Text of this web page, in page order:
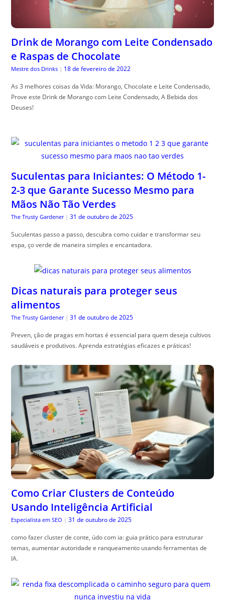
Drink de Morango com Leite Condensado
e Raspas de Chocolate
Mestre dos Drinks | 18 de fevereiro de 2022
As 3 melhores coisas da Vida: Morango, Chocolate e Leite Condensado,
Prove este Drink de Morango com Leite Condensado, A Bebida dos
Deuses!
Suculentas para Iniciantes: O Método 1-
2-3 que Garante Sucesso Mesmo para
Mãos Não Tão Verdes
The Trusty Gardener | 31 de outubro de 2025
Suculentas passo a passo, descubra como cuidar e transformar seu
espa, ço verde de maneira simples e encantadora.
Dicas naturais para proteger seus
alimentos
The Trusty Gardener | 31 de outubro de 2025
Preven, ção de pragas em hortas é essencial para quem deseja cultivos
saudáveis e produtivos. Aprenda estratégias eficazes e práticas!
Como Criar Clusters de Conteúdo
Usando Inteligência Artificial
Especialista em SEO | 31 de outubro de 2025
como fazer cluster de conte, údo com ia: guia prático para estruturar
temas, aumentar autoridade e ranqueamento usando ferramentas de
IA.